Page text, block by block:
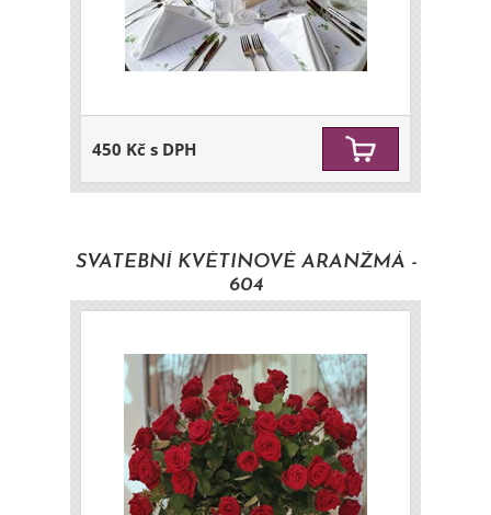
450 Kč s DPH
SVATEBNÍ KVĚTINOVÉ ARANŽMÁ -
604